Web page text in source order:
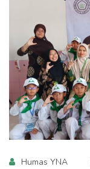
Humas YNA